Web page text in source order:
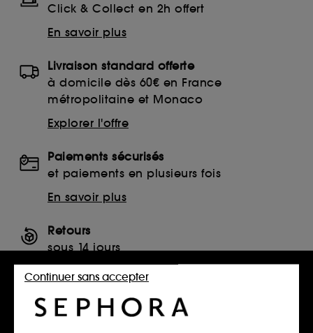
Click & Collect en 2h offert
En savoir plus
Livraison standard offerte
à domicile dès 60€ en France
métropolitaine et Monaco
Explorer l'offre
Paiements sécurisés
et paiements en plusieurs fois
En savoir plus
Retours
sous 14 jours
Retourner mon article
SERVICES, CONTACT ET CONDITIONS DES OFFRES
Continuer sans accepter